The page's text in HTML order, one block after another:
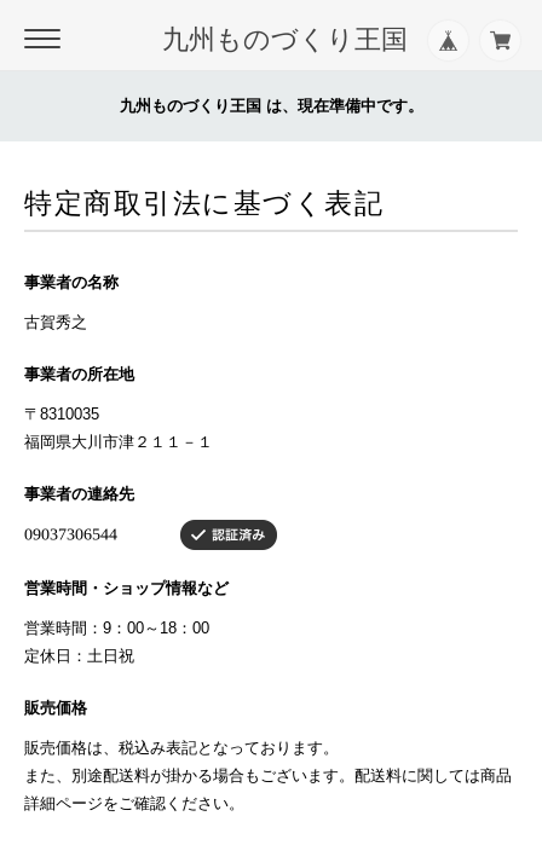
九州ものづくり王国
九州ものづくり王国 は、現在準備中です。
特定商取引法に基づく表記
事業者の名称
古賀秀之
事業者の所在地
〒8310035
福岡県大川市津２１１－１
事業者の連絡先
営業時間・ショップ情報など
営業時間：9：00～18：00
定休日：土日祝
販売価格
販売価格は、税込み表記となっております。
また、別途配送料が掛かる場合もございます。配送料に関しては商品
詳細ページをご確認ください。